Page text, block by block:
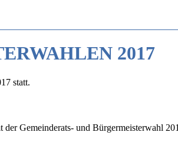
2017
statt.
der Gemeinderats- und Bürgermeisterwahl